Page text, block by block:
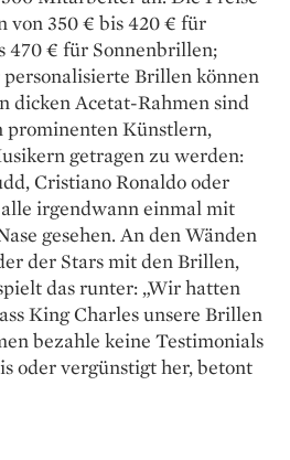
von 350 € bis 420 € für
470 € für Sonnenbrillen;
Brillen können
dicken Acetat-­Rahmen sind
prominenten Künstlern,
getragen zu werden:
Cristiano Ronaldo oder
irgendwann einmal mit
gesehen. An den Wänden
der Stars mit den Brillen,
das runter: „Wir hatten
King Charles unsere Brillen
bezahle keine Testimonials
oder vergünstigt her, betont